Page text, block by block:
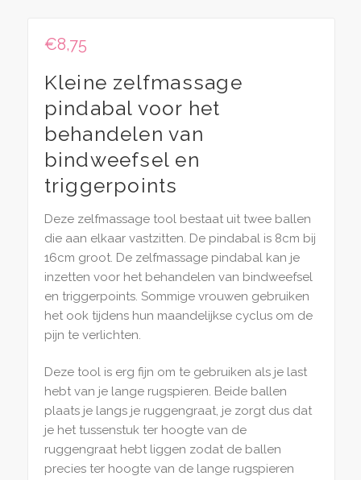
€8,75
Kleine zelfmassage
pindabal voor het
behandelen van
bindweefsel en
triggerpoints
Deze zelfmassage tool bestaat uit twee ballen
die aan elkaar vastzitten. De pindabal is 8cm bij
16cm groot. De zelfmassage pindabal kan je
inzetten voor het behandelen van bindweefsel
en triggerpoints. Sommige vrouwen gebruiken
het ook tijdens hun maandelijkse cyclus om de
pijn te verlichten.
Deze tool is erg fijn om te gebruiken als je last
hebt van je lange rugspieren. Beide ballen
plaats je langs je ruggengraat, je zorgt dus dat
je het tussenstuk ter hoogte van de
ruggengraat hebt liggen zodat de ballen
precies ter hoogte van de lange rugspieren